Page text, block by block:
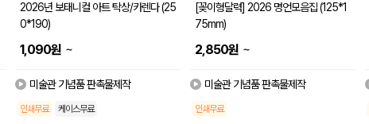
2026년 보태니컬 아트 탁상/카렌다 (25
0*190)
1,090원 ~
미술관 기념품 판촉물제작
인쇄무료 케이스무료
[꽂이형달력] 2026 명언모음집 (125*1
75mm)
2,850원 ~
미술관 기념품 판촉물제작
인쇄무료